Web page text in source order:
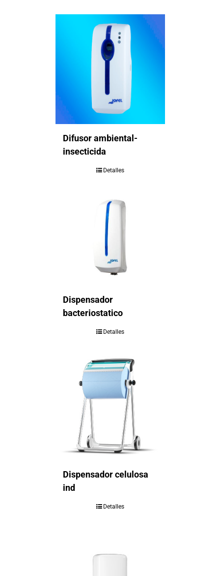
Difusor ambiental-
insecticida
Detalles
Dispensador
bacteriostatico
Detalles
Dispensador celulosa
ind
Detalles